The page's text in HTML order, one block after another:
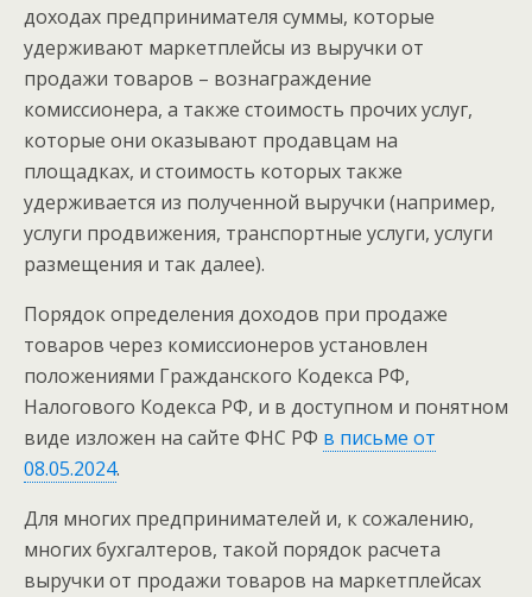
доходах предпринимателя суммы, которые
удерживают маркетплейсы из выручки от
продажи товаров – вознаграждение
комиссионера, а также стоимость прочих услуг,
которые они оказывают продавцам на
площадках, и стоимость которых также
удерживается из полученной выручки (например,
услуги продвижения, транспортные услуги, услуги
размещения и так далее).
Порядок определения доходов при продаже
товаров через комиссионеров установлен
положениями Гражданского Кодекса РФ,
Налогового Кодекса РФ, и в доступном и понятном
виде изложен на сайте ФНС РФ в письме от
08.05.2024.
Для многих предпринимателей и, к сожалению,
многих бухгалтеров, такой порядок расчета
выручки от продажи товаров на маркетплейсах